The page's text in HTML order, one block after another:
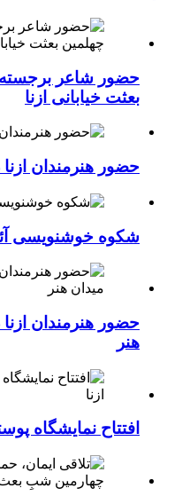
حضور شاعر
بعثت خیابانی ازنا
حضور هنرمندان
شکوه خوشنویسی
حضور هنرمندان
هنر
افتتاح نمایشگاه